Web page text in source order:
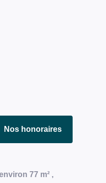
Nos honoraires
77 m² ,